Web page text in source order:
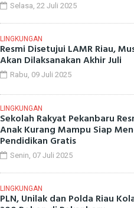
Selasa, 22 Juli 2025
LINGKUNGAN
Resmi Disetujui LAMR Riau,
Akan Dilaksanakan Akhir Juli
Rabu, 09 Juli 2025
LINGKUNGAN
Sekolah Rakyat Pekanbaru
Anak Kurang Mampu Siap
Pendidikan Gratis
Senin, 07 Juli 2025
LINGKUNGAN
PLN, Unilak dan Polda Riau